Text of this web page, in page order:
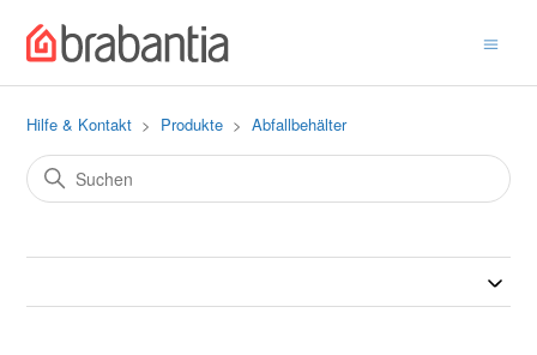
Hilfe & Kontakt Produkte Abfallbehälter